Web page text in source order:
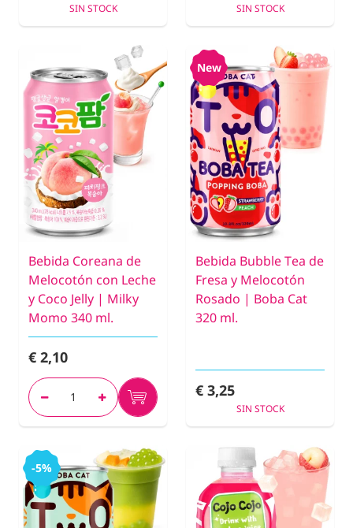
SIN STOCK SIN STOCK
Bebida Coreana de
Melocotón con Leche
y Coco Jelly | Milky
Momo 340 ml.
€ 2,10
New
Bebida Bubble Tea de
Fresa y Melocotón
Rosado | Boba Cat
320 ml.
€ 3,25
SIN STOCK
-5%